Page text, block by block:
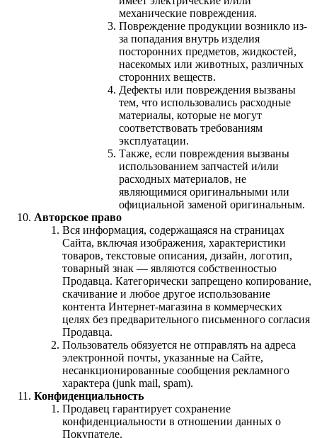
механические повреждения.
Повреждение продукции возникло из-
за попадания внутрь изделия
посторонних предметов, жидкостей,
насекомых или животных, различных
сторонних веществ.
Дефекты или повреждения вызваны
тем, что использовались расходные
материалы, которые не могут
соответствовать требованиям
эксплуатации.
Также, если повреждения вызваны
использованием запчастей и/или
расходных материалов, не
являющимися оригинальными или
официальной заменой оригинальным.
Авторское право
Вся информация, содержащаяся на страницах
Сайта, включая изображения, характеристики
товаров, текстовые описания, дизайн, логотип,
товарный знак — являются собственностью
Продавца. Категорически запрещено копирование,
скачивание и любое другое использование
контента Интернет-магазина в коммерческих
целях без предварительного письменного согласия
Продавца.
Пользователь обязуется не отправлять на адреса
электронной почты, указанные на Сайте,
несанкционированные сообщения рекламного
характера (junk mail, spam).
Конфиденциальность
Продавец гарантирует сохранение
конфиденциальности в отношении данных о
Покупателе.